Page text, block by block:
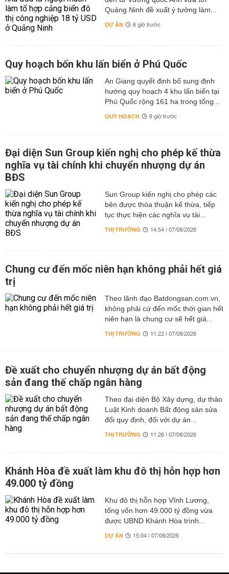
Quảng Ninh đề xuất ý tưởng làm...
DỰ ÁN 6 giờ trước
Quy hoạch bốn khu lấn biển ở Phú Quốc
An Giang quyết định bổ sung định
hướng quy hoạch 4 khu lấn biển tại
Phú Quốc rộng 161 ha trong tổng...
QUY HOẠCH 8 giờ trước
Đại diện Sun Group kiến nghị cho phép kế thừa
nghĩa vụ tài chính khi chuyển nhượng dự án
BĐS
Sun Group kiến nghị cho phép các
bên được thỏa thuận kế thừa, tiếp
tục thực hiện các nghĩa vụ tài...
THỊ TRƯỜNG 14:54 | 07/08/2026
Chung cư đến mốc niên hạn không phải hết giá
trị
Theo lãnh đạo Batdongsan.com.vn,
không phải cứ đến mốc thời gian hết
niên hạn là chung cư sẽ hết giá...
THỊ TRƯỜNG 11:22 | 07/08/2026
Đề xuất cho chuyển nhượng dự án bất động
sản đang thế chấp ngân hàng
Theo đại diện Bộ Xây dựng, dự thảo
Luật Kinh doanh Bất động sản sửa
đổi quy định, đối với dự án...
THỊ TRƯỜNG 11:26 | 07/08/2026
Khánh Hòa đề xuất làm khu đô thị hỗn hợp hơn
49.000 tỷ đồng
Khu đô thị hỗn hợp Vĩnh Lương,
tổng vốn hơn 49.000 tỷ đồng vừa
được UBND Khánh Hòa trình...
DỰ ÁN 15:04 | 07/08/2026